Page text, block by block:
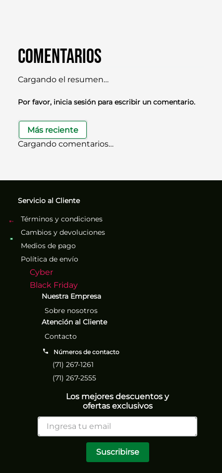
Comentarios
Cargando el resumen…
Por favor, inicia sesión para escribir un comentario.
Más reciente
Cargando comentarios…
Servicio al Cliente
Términos y condiciones
Cambios y devoluciones
Medios de pago
Política de envío
Cyber
Black Friday
Nuestra Empresa
Sobre nosotros
Atención al Cliente
Contacto
Números de contacto
(71) 267-1261
(71) 267-2555
Los mejores descuentos y
ofertas exclusivos
Suscribirse